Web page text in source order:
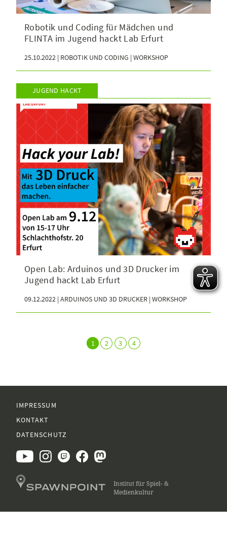
Robotik und Coding für Mädchen und
FLINTA im Jugend hackt Lab Erfurt
25.10.2022 | ROBOTIK UND CODING | WORKSHOP
JUGEND HACKT
Open Lab: Arduinos und 3D Drucker im
Jugend hackt Lab Erfurt
09.12.2022 | ARDUINOS UND 3D DRUCKER | WORKSHOP
1 2 3 4
IMPRESSUM
KONTAKT
DATENSCHUTZ
Institut für Spiel- &
Medienkultur